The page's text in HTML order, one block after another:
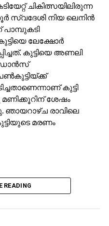
ചികിത്സയിലിരുന്ന
സ്വദേശി നിയ ലെനിന്‍
ലേക്ഷോര്‍
കുട്ടിയെ അണലി
ഡാന്‍സ്
കുട്ടി
ശേഷം
രാവിലെ
മരണം
READING